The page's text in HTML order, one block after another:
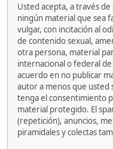
Usted acepta, a través
ningún material que sea
vulgar, con incitación al
de contenido sexual,
otra persona, material
internacional o federal de
acuerdo en no publicar
autor a menos que usted
tenga el consentimiento
material protegido. El
(repetición), anuncios,
piramidales y colectas